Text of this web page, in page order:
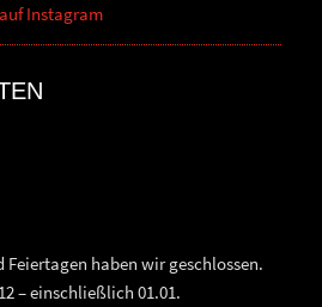
Instagram
Feiertagen haben wir geschlossen.
– einschließlich 01.01.